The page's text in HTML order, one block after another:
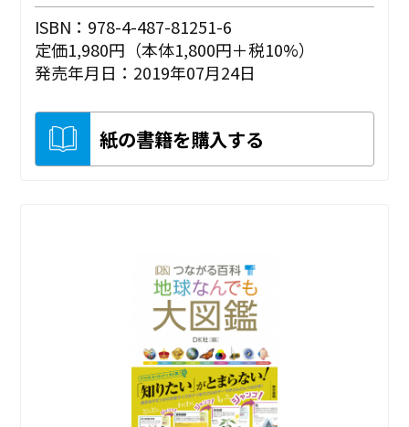
ISBN：978-4-487-81251-6
定価1,980円（本体1,800円＋税10%）
発売年月日：2019年07月24日
紙の書籍を購入する